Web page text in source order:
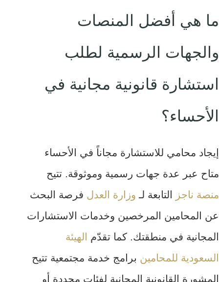
ما هي أفضل المنصات
والجهات الرسمية لطلب
استشارة قانونية مجانية في
الأحساء؟
إيجاد محامي للاستشارة مجاناً في الأحساء
متاح عبر عدة جهات رسمية وموثوقة. تتيح
منصة ناجز
التابعة لـ وزارة العدل فرصة البحث
عن المحامين المرخصين وخدمات الاستشارات
المجانية في منطقتك. كما تقدّم
الهيئة
السعودية للمحامين برامج خدمة مجتمعية تتيح
المشورة القانونية المجانية لفئات محددة أو